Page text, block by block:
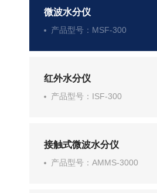
微波水分仪
产品型号：MSF-300
红外水分仪
产品型号：ISF-300
接触式微波水分仪
产品型号：AMMS-3000